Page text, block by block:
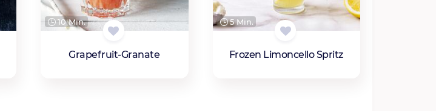
10 Min.
Grapefruit-Granate
5 Min.
Frozen Limoncello Spritz